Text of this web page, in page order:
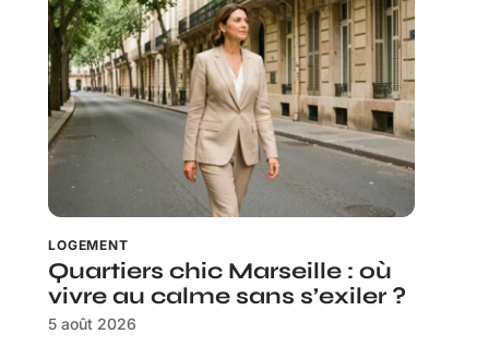
LOGEMENT
Quartiers chic Marseille : où
vivre au calme sans s’exiler ?
5 août 2026